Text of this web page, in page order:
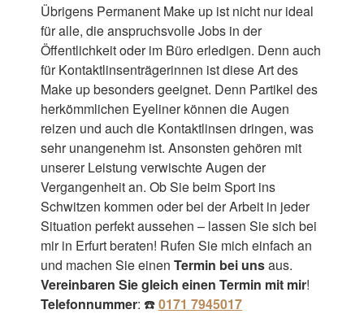
Übrigens Permanent Make up ist nicht nur ideal
für alle, die anspruchsvolle Jobs in der
Öffentlichkeit oder im Büro erledigen. Denn auch
für Kontaktlinsenträgerinnen ist diese Art des
Make up besonders geeignet. Denn Partikel des
herkömmlichen Eyeliner können die Augen
reizen und auch die Kontaktlinsen dringen, was
sehr unangenehm ist. Ansonsten gehören mit
unserer Leistung verwischte Augen der
Vergangenheit an. Ob Sie beim Sport ins ​
Schwitzen kommen oder bei der Arbeit in jeder
Situation perfekt aussehen – lassen Sie sich bei
mir in Erfurt beraten! Rufen Sie mich einfach an
und machen Sie einen Termin bei unsaus.
Vereinbaren Sie gleich einen Termin mit mir!
Telefonnummer: ☎️0171 7945017